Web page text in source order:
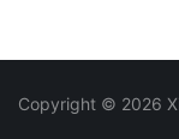
Copyright © 2026